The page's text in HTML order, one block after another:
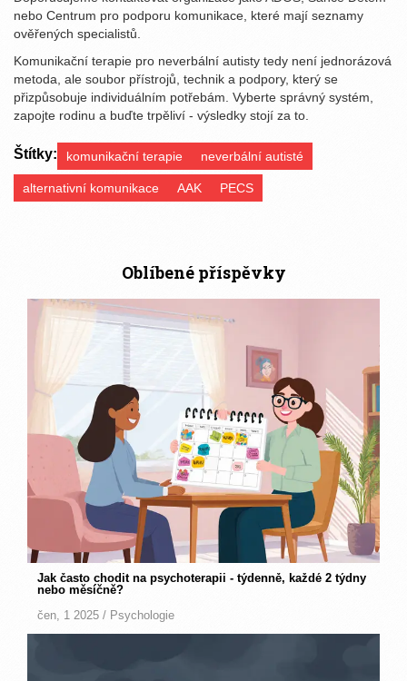
nebo Centrum pro podporu komunikace, které mají seznamy
ověřených specialistů.
Komunikační terapie pro neverbální autisty tedy není jednorázová
metoda, ale soubor přístrojů, technik a podpory, který se
přizpůsobuje individuálním potřebám. Vyberte správný systém,
zapojte rodinu a buďte trpěliví - výsledky stojí za to.
Štítky: komunikační terapie neverbální autisté
alternativní komunikace AAK PECS
Oblíbené příspěvky
Jak často chodit na psychoterapii - týdenně, každé 2 týdny
nebo měsíčně?
čen, 1 2025 / Psychologie